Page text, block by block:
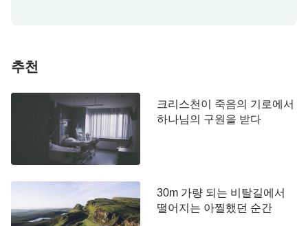
가슴 종양이 너무 커서 그녀는 먼저 항암 치료(약
물치료)를 한 후에, 다시 종양 제거 수술을 받아야만
했습니다. 항암 치료를 하는 동안에 다른 환자로부터
항암 치료 과정은 매우 고통스럽다는 얘기를 많이 듣
게 되었습니다. 어떤 사람은 너무 고통스러워 자주
울고 어떤 사람은 장기간의 시달림을 견디기 힘들어
결국 치료 도중에 그만두고 어떤 사람은 항암 치료를
추천
크리스천이 죽음의 기로에서
하나님의 구원을 받다
30m 가량 되는 비탈길에서
떨어지는 아찔했던 순간